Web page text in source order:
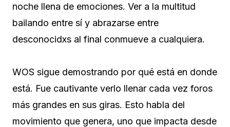
noche llena de emociones. Ver a la multitud
bailando entre sí y abrazarse entre
desconocidxs al final conmueve a cualquiera.
WOS sigue demostrando por qué está en donde
está. Fue cautivante verlo llenar cada vez foros
más grandes en sus giras. Esto habla del
movimiento que genera, uno que impacta desde